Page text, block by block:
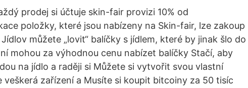
prodej si účtuje skin-fair provizi 10% od
položky, které jsou nabízeny na Skin-fair, lze zakoup
můžete „lovit“ balíčky s jídlem, které by jinak šlo do
mohou za výhodnou cenu nabízet balíčky Stačí, aby
na jídlo a raději si Můžete si vytvořit svou vlastní
zařízení a Musíte si koupit bitcoiny za 50 tisíc